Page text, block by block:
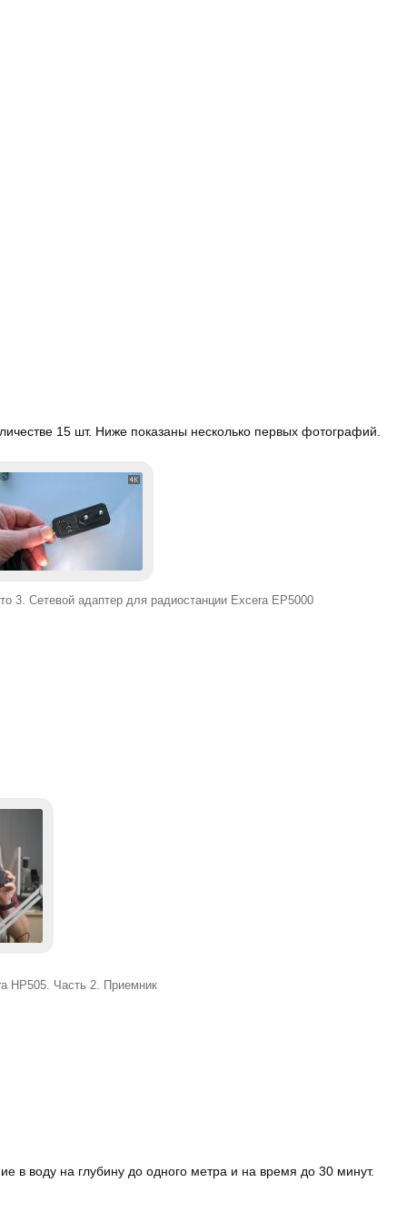
15 шт. Ниже показаны несколько первых фотографий.
3. Сетевой адаптер для радиостанции Excera EP5000
HP505. Часть 2. Приемник
воду на глубину до одного метра и на время до 30 минут.